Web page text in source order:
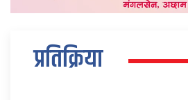
प्रतिक्रिया